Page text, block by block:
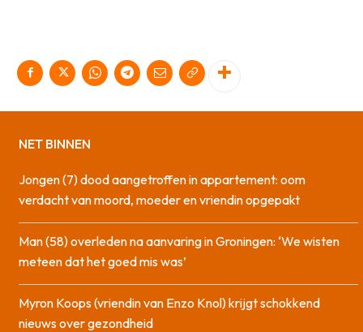
NET BINNEN
Jongen (7) dood aangetroffen in appartement: oom
verdacht van moord, moeder en vriendin opgepakt
Man (58) overleden na aanvaring in Groningen: ‘We wisten
meteen dat het goed mis was’
Myron Koops (vriendin van Enzo Knol) krijgt schokkend
nieuws over gezondheid